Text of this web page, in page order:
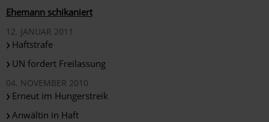
Ehemann schikaniert
12. JANUAR 2011
Haftstrafe
UN fordert Freilassung
04. NOVEMBER 2010
Erneut im Hungerstreik
Anwältin in Haft